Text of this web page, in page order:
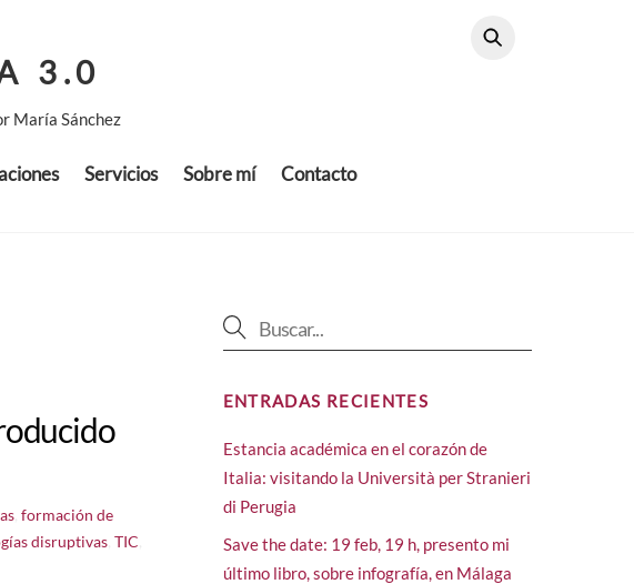
María Sánchez
Servicios Sobre mí Contacto
,formación de
disruptivas TIC
ENTRADAS RECIENTES
Estancia académica en el corazón de
Italia: visitando la Università per Stranieri
di Perugia
Save the date: 19 feb, 19 h, presento mi
último libro, sobre infografía, en Málaga